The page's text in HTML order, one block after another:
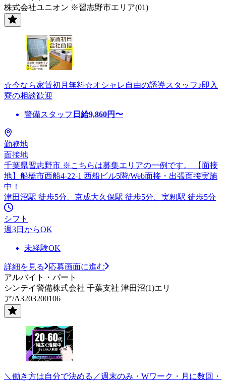
株式会社ユニオン ※習志野市エリア(01)
☆今なら家賃初月無料☆オシャレ自由の誘導スタッフ♪即入
寮の相談歓迎
警備スタッフ 日給9,860円〜
勤務地
面接地
千葉県習志野市 ※こちらは募集エリアの一例です。 【面接
地】船橋市西船4-22-1 西船ビル5階/Web面接・出張面接実施
中！
津田沼駅 徒歩5分、京成大久保駅 徒歩5分、実籾駅 徒歩5分
シフト
週3日からOK
未経験OK
詳細を見る
応募画面に進む
アルバイト・パート
シンテイ警備株式会社 千葉支社 津田沼(1)エリ
ア/A3203200106
＼働き方は自分で決める／週末のみ・Wワーク・月に数回・